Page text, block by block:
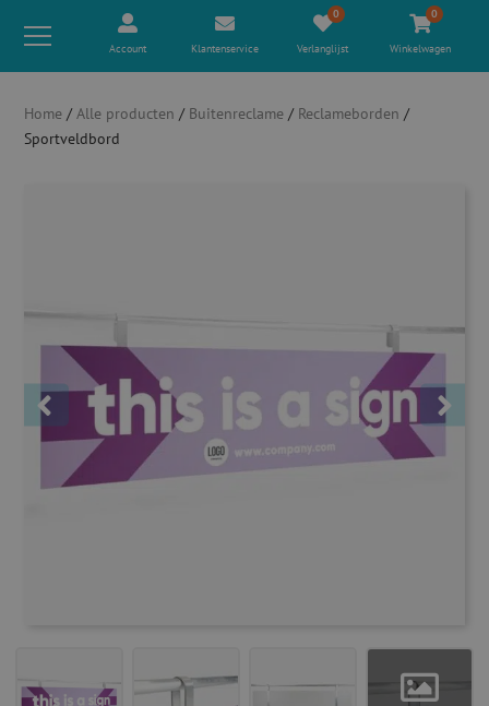
Account Klantenservice
0
Verlanglijst
0
Winkelwagen
Home / Alle producten / Buitenreclame / Reclameborden /
Sportveldbord